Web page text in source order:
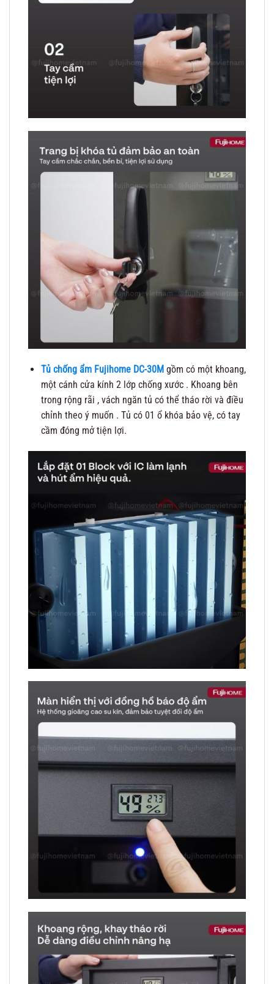
Tủ chống ẩm Fujihome DC-30Mgồm có một khoang,
một cánh cửa kính 2 lớp chống xước . Khoang bên
trong rộng rãi , vách ngăn tủ có thể tháo rời và điều
chỉnh theo ý muốn . Tủ có 01 ổ khóa bảo vệ, có tay
cầm đóng mở tiện lợi.